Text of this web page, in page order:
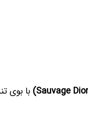
با بوی